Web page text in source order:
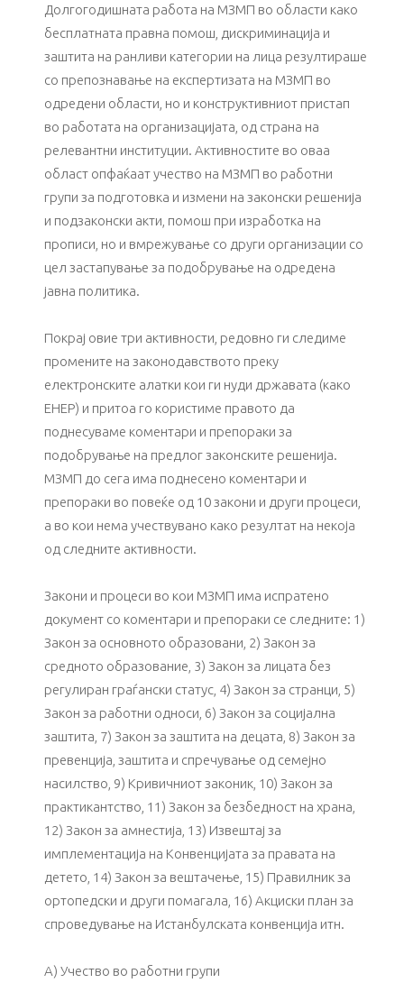
Долгогодишната работа на МЗМП во области како
бесплатната правна помош, дискриминација и
заштита на ранливи категории на лица резултираше
со препознавање на експертизата на МЗМП во
одредени области, но и конструктивниот пристап
во работата на организацијата, од страна на
релевантни институции. Активностите во оваа
област опфаќаат учество на МЗМП во работни
групи за подготовка и измени на законски решенија
и подзаконски акти, помош при изработка на
прописи, но и вмрежување со други организации со
цел застапување за подобрување на одредена
јавна политика.
Покрај овие три активности, редовно ги следиме
промените на законодавството преку
електронските алатки кои ги нуди државата (како
ЕНЕР) и притоа го користиме правото да
поднесуваме коментари и препораки за
подобрување на предлог законските решенија.
МЗМП до сега има поднесено коментари и
препораки во повеќе од 10 закони и други процеси,
а во кои нема учествувано како резултат на некоја
од следните активности.
Закони и процеси во кои МЗМП има испратено
документ со коментари и препораки се следните: 1)
Закон за основното образовани, 2) Закон за
средното образование, 3) Закон за лицата без
регулиран граѓански статус, 4) Закон за странци, 5)
Закон за работни односи, 6) Закон за социјална
заштита, 7) Закон за заштита на децата, 8) Закон за
превенција, заштита и спречување од семејно
насилство, 9) Кривичниот законик, 10) Закон за
практикантство, 11) Закон за безбедност на храна,
12) Закон за амнестија, 13) Извештај за
имплементација на Конвенцијата за правата на
детето, 14) Закон за вештачење, 15) Правилник за
ортопедски и други помагала, 16) Акциски план за
спроведување на Истанбулската конвенција итн.
А) Учество во работни групи